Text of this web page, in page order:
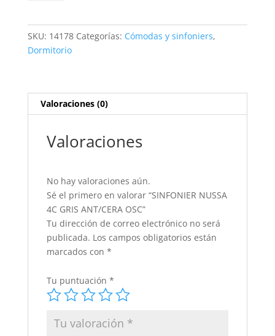
SKU: 14178 Categorías: Cómodas y sinfoniers,
Dormitorio
Valoraciones (0)
Valoraciones
No hay valoraciones aún.
Sé el primero en valorar “SINFONIER NUSSA
4C GRIS ANT/CERA OSC”
Tu dirección de correo electrónico no será
publicada. Los campos obligatorios están
marcados con *
Tu puntuación *